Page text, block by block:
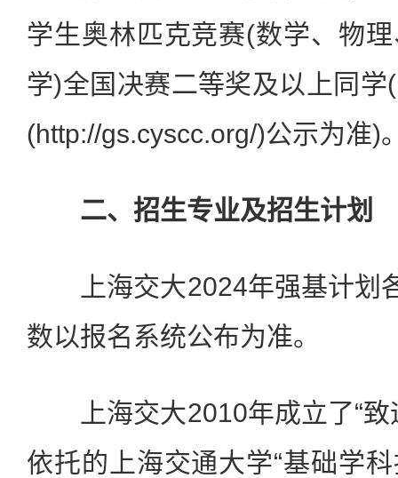
学生奥林匹克竞赛(数学、物
学)全国决赛二等奖及以上同
(http://gs.cyscc.org/)公示为准)
二、招生专业及招生计划
上海交大2024年强基计划
数以报名系统公布为准。
上海交大2010年成立了“致
依托的上海交通大学“基础学